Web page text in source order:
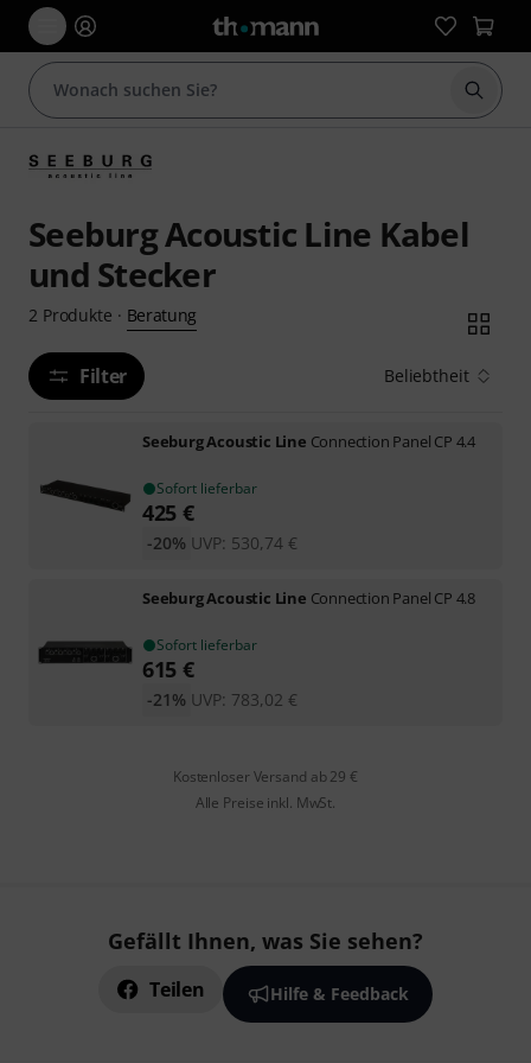
Suche
Seeburg Acoustic Line Kabel
und Stecker
2 Produkte · Beratung
Filter Beliebtheit
Seeburg Acoustic Line Connection Panel CP 4.4
Sofort lieferbar
425 €
UVP: 530,74 €
-20%
Seeburg Acoustic Line Connection Panel CP 4.8
Sofort lieferbar
615 €
UVP: 783,02 €
-21%
Kostenloser Versand ab 29 €
Alle Preise inkl. MwSt.
Gefällt Ihnen, was Sie sehen?
Teilen Hilfe & Feedback